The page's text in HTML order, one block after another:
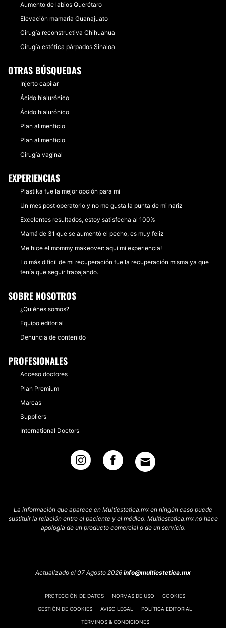
Aumento de labios Querétaro
Elevación mamaria Guanajuato
Cirugía reconstructiva Chihuahua
Cirugía estética párpados Sinaloa
OTRAS BÚSQUEDAS
Injerto capilar
Ácido hialurónico
Ácido hialurónico
Plan alimenticio
Plan alimenticio
Cirugía vaginal
EXPERIENCIAS
Plastika fue la mejor opción para mi
Un mes post operatorio y no me gusta la punta de mi nariz
Excelentes resultados, estoy satisfecha al 100%
Mamá de 31 que se aumentó el pecho, es muy feliz
Me hice el mommy makeover: aqui mi experiencia!
Lo más difícil de mi recuperación fue la recuperación misma ya que
tenía que seguir trabajando.
SOBRE NOSOTROS
¿Quiénes somos?
Equipo editorial
Denuncia de contenido
PROFESIONALES
Acceso doctores
Plan Premium
Marcas
Suppliers
International Doctors
La información que aparece en Multiestetica.mx en ningún caso puede
sustituir la relación entre el paciente y el médico. Multiestetica.mx no hace
apología de un producto comercial o de un servicio.
Actualizado el 07 Agosto 2026 info@multiestetica.mx
PROTECCIÓN DE DATOS NORMAS DE USO COOKIES
GESTIÓN DE COOKIES AVISO LEGAL POLÍTICA EDITORIAL
TÉRMINOS & CONDICIONES